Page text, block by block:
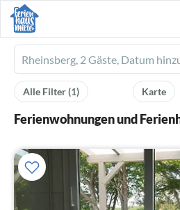
Ferienhausmiete
logo
Karte
Alle Filter(1)
Ferienwohnungen und